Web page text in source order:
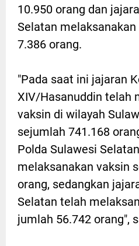
10.950 orang dan
Selatan
7.386 orang.
"Pada saat ini jajaran
XIV/Hasanuddin telah
vaksin di wilayah
sejumlah 741.168
Polda Sulawesi
melaksanakan vaksin
orang, sedangkan
Selatan telah
jumlah 56.742 orang",